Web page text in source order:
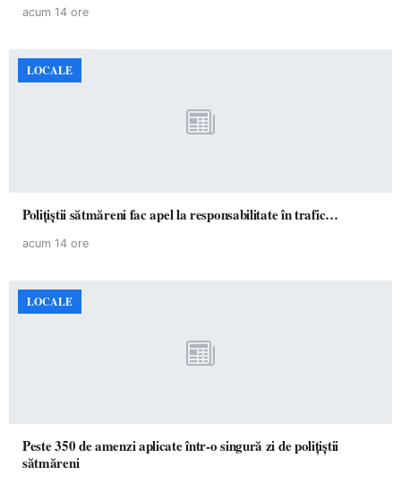
acum 14 ore
LOCALE
Polițiștii sătmăreni fac apel la responsabilitate în trafic…
acum 14 ore
LOCALE
Peste 350 de amenzi aplicate într-o singură zi de polițiștii
sătmăreni